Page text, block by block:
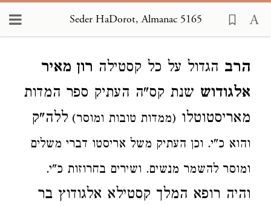
Seder HaDorot, Almanac 5165
הרב הגדול על כל קסטילה רון מאיר
אלגודוש שנת קס"ה העתיק ספר המדות
מאריסטוטלו (ממדות טובות ומוסר) ללה"ק
והוא כ"י. וכן העתיק משל אריסטו דברי משלים
ומוסר להשמר מנשים. ושירים בחרוזות כ"י.
והיה רופא המלך קסטילא אלגודוץ בר